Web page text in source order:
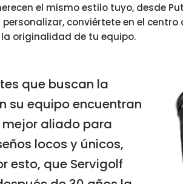
el mismo estilo tuyo, desde
conviértete en el
originalidad de tu equipo.
que buscan la
su equipo encuentran
mejor aliado para
locos y únicos,
esto, que Servigolf